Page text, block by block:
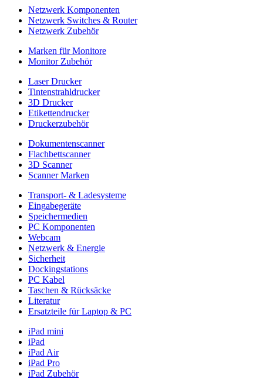
Netzwerk Komponenten
Netzwerk Switches & Router
Netzwerk Zubehör
Marken für Monitore
Monitor Zubehör
Laser Drucker
Tintenstrahldrucker
3D Drucker
Etikettendrucker
Druckerzubehör
Dokumentenscanner
Flachbettscanner
3D Scanner
Scanner Marken
Transport- & Ladesysteme
Eingabegeräte
Speichermedien
PC Komponenten
Webcam
Netzwerk & Energie
Sicherheit
Dockingstations
PC Kabel
Taschen & Rücksäcke
Literatur
Ersatzteile für Laptop & PC
iPad mini
iPad
iPad Air
iPad Pro
iPad Zubehör